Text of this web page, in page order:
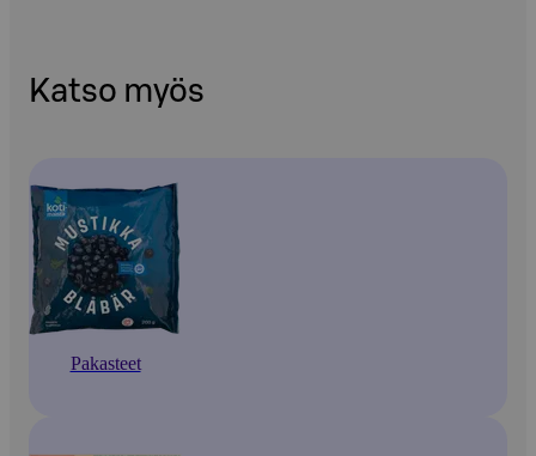
Katso myös
Pakasteet